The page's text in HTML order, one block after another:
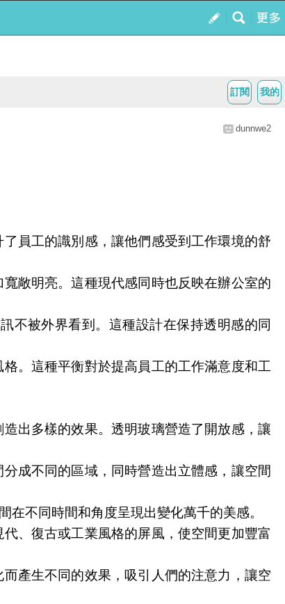
我的
訂閱
dunnwe2
員工的識別感，讓他們感受到工作環境的舒
敞明亮。這種現代感同時也反映在辦公室的
不被外界看到。這種設計在保持透明感的同
。這種平衡對於提高員工的工作滿意度和工
出多樣的效果。透明玻璃營造了開放感，讓
成不同的區域，同時營造出立體感，讓空間
不同時間和角度呈現出變化萬千的美感。
、復古或工業風格的屏風，使空間更加豐富
產生不同的效果，吸引人們的注意力，讓空